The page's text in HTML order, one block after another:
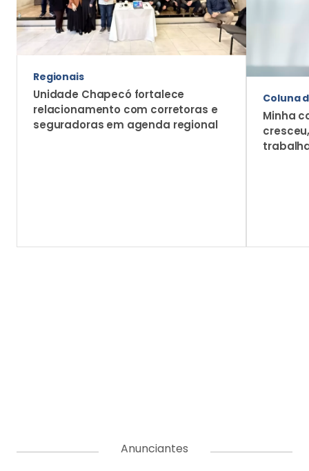
Regionais
Unidade Chapecó fortalece
relacionamento com corretoras e
seguradoras em agenda regional
Coluna
Minha
Anunciantes